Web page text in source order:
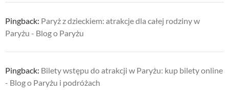
Pingback: Paryż z dzieckiem: atrakcje dla całej rodziny w
Paryżu - Blog o Paryżu
Pingback: Bilety wstępu do atrakcji w Paryżu: kup bilety online
- Blog o Paryżu i podróżach